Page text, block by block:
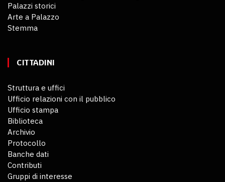
Palazzi storici
Arte a Palazzo
Stemma
CITTADINI
Struttura e uffici
Ufficio relazioni con il pubblico
Ufficio stampa
Biblioteca
Archivio
Protocollo
Banche dati
Contributi
Gruppi di interesse